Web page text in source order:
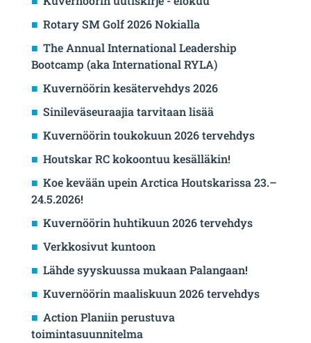
Rotary SM Golf 2026 Nokialla
The Annual International Leadership
Bootcamp (aka International RYLA)
Kuvernöörin kesätervehdys 2026
Sinileväseuraajia tarvitaan lisää
Kuvernöörin toukokuun 2026 tervehdys
Houtskar RC kokoontuu kesälläkin!
Koe kevään upein Arctica Houtskarissa 23.–
24.5.2026!
Kuvernöörin huhtikuun 2026 tervehdys
Verkkosivut kuntoon
Lähde syyskuussa mukaan Palangaan!
Kuvernöörin maaliskuun 2026 tervehdys
Action Planiin perustuva
toimintasuunnitelma